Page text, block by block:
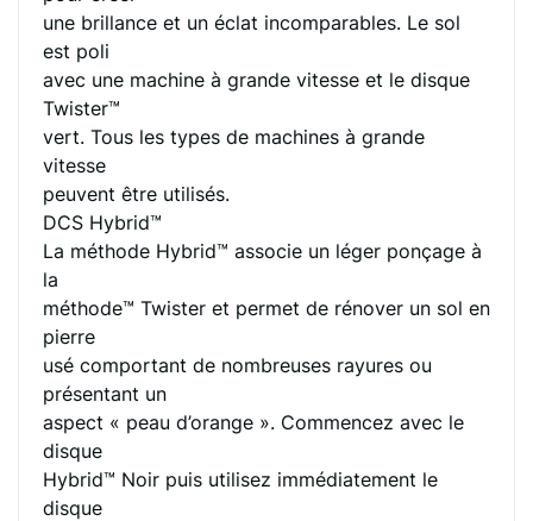
une brillance et un éclat incomparables. Le sol
est poli
avec une machine à grande vitesse et le disque
Twister™
vert. Tous les types de machines à grande
vitesse
peuvent être utilisés.
DCS Hybrid™
La méthode Hybrid™ associe un léger ponçage à
la
méthode™ Twister et permet de rénover un sol en
pierre
usé comportant de nombreuses rayures ou
présentant un
aspect « peau d’orange ». Commencez avec le
disque
Hybrid™ Noir puis utilisez immédiatement le
disque